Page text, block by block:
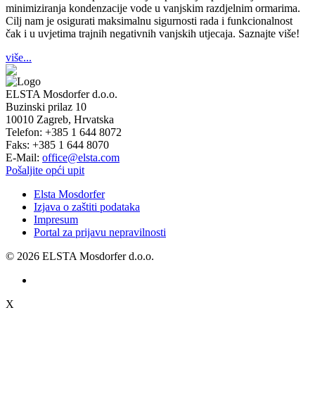
minimiziranja kondenzacije vode u vanjskim razdjelnim ormarima.
Cilj nam je osigurati maksimalnu sigurnosti rada i funkcionalnost
čak i u uvjetima trajnih negativnih vanjskih utjecaja. Saznajte više!
više...
ELSTA Mosdorfer d.o.o.
Buzinski prilaz 10
10010 Zagreb, Hrvatska
Telefon: +385 1 644 8072
Faks: +385 1 644 8070
E-Mail: office@elsta.com
Pošaljite opći upit
Elsta Mosdorfer
Izjava o zaštiti podataka
Impresum
Portal za prijavu nepravilnosti
© 2026 ELSTA Mosdorfer d.o.o.
X